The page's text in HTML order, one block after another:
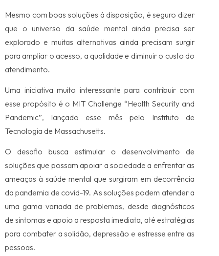
Mesmo com boas soluções à disposição, é seguro dizer
que o universo da saúde mental ainda precisa ser
explorado e muitas alternativas ainda precisam surgir
para ampliar o acesso, a qualidade e diminuir o custo do
atendimento.
Uma iniciativa muito interessante para contribuir com
esse propósito é o MIT Challenge “Health Security and
Pandemic”, lançado esse mês pelo Instituto de
Tecnologia de Massachusetts.
O desafio busca estimular o desenvolvimento de
soluções que possam apoiar a sociedade a enfrentar as
ameaças à saúde mental que surgiram em decorrência
da pandemia de covid-19. As soluções podem atender a
uma gama variada de problemas, desde diagnósticos
de sintomas e apoio a resposta imediata, até estratégias
para combater a solidão, depressão e estresse entre as
pessoas.